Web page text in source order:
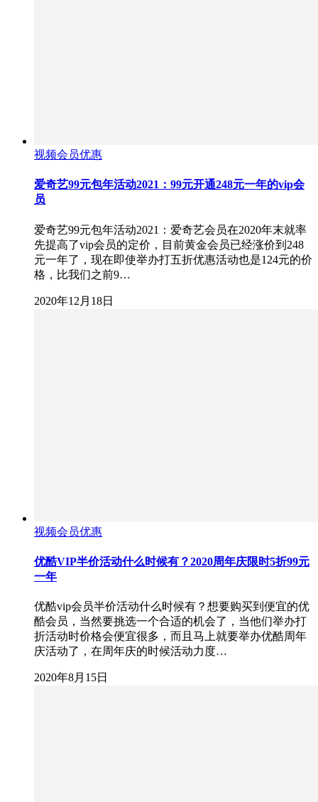
视频会员优惠
爱奇艺99元包年活动2021：99元开通248元一年的vip会
员
爱奇艺99元包年活动2021：爱奇艺会员在2020年末就率
先提高了vip会员的定价，目前黄金会员已经涨价到248
元一年了，现在即使举办打五折优惠活动也是124元的价
格，比我们之前9…
2020年12月18日
视频会员优惠
优酷VIP半价活动什么时候有？2020周年庆限时5折99元
一年
优酷vip会员半价活动什么时候有？想要购买到便宜的优
酷会员，当然要挑选一个合适的机会了，当他们举办打
折活动时价格会便宜很多，而且马上就要举办优酷周年
庆活动了，在周年庆的时候活动力度…
2020年8月15日